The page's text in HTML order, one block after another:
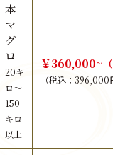
本
マ
グ
ロ
20キ
ロ～
150
キロ
以上
￥360,000~
（税込：396,000